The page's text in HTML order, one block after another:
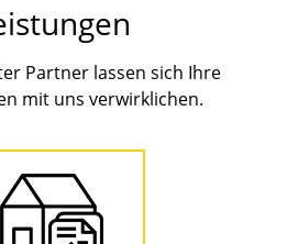
Partner lassen sich Ihre
mit uns verwirklichen.